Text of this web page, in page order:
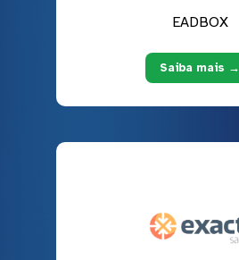
EADBOX
Saiba mais →